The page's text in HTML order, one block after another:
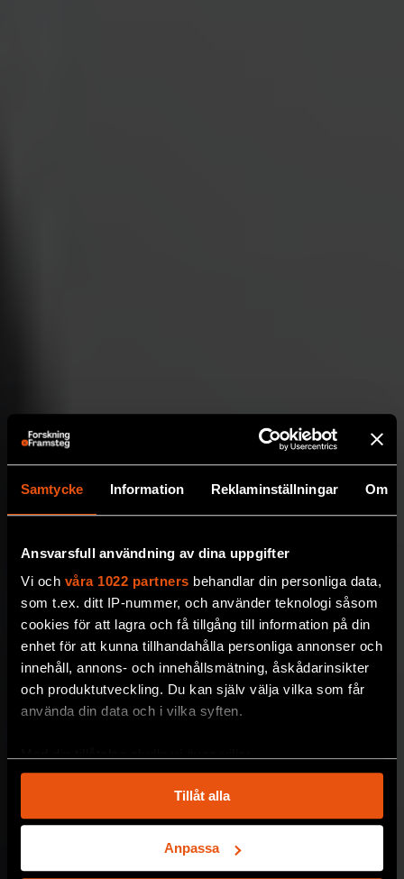
Samtycke Information Reklaminställningar Om
Ansvarsfull användning av dina uppgifter
Vi och våra 1022 partners behandlar din personliga data,
som t.ex. ditt IP-nummer, och använder teknologi såsom
cookies för att lagra och få tillgång till information på din
enhet för att kunna tillhandahålla personliga annonser och
innehåll, annons- och innehållsmätning, åskådarinsikter
och produktutveckling. Du kan själv välja vilka som får
använda din data och i vilka syften.
som kan ha en noggrannhet på upp till flera meter
Identifiera din enhet genom att aktivt skanna den
för specifika kännetecken (fingeravtryck)
Ta reda på mer om hur dina personliga uppgifter
Tillåt alla
Anpassa